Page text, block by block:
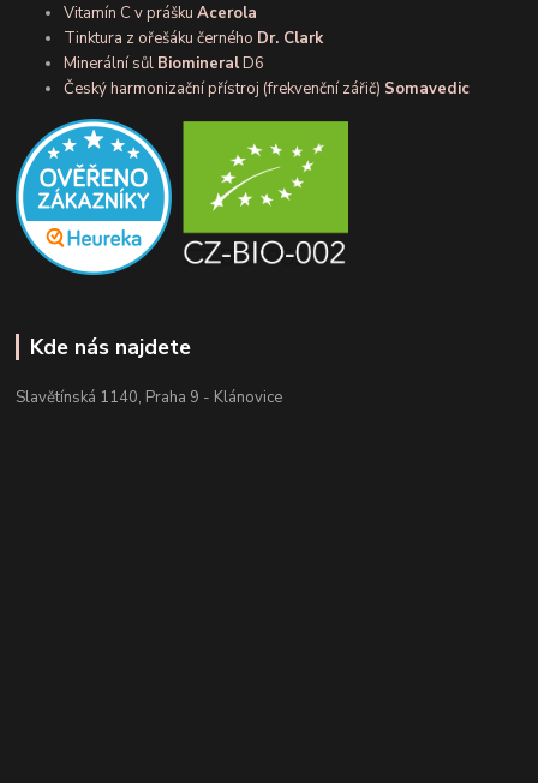
Vitamín C v práškuAcerola
Tinktura z ořešáku černého Dr. Clark
Minerální sůl BiomineralD6
Český harmonizační přístroj (frekvenční zářič) Somavedic
Kde nás najdete
Slavětínská 1140, Praha 9 - Klánovice